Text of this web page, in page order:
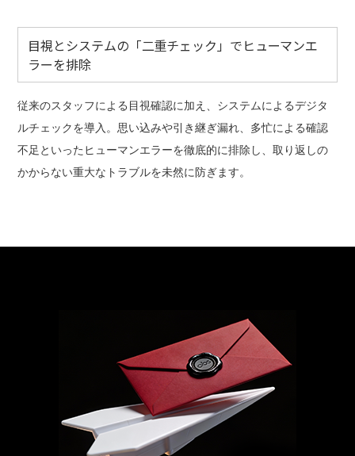
目視とシステムの「二重チェック」でヒューマンエ
ラーを排除
従来のスタッフによる目視確認に加え、システムによるデジタ
ルチェックを導入。思い込みや引き継ぎ漏れ、多忙による確認
不足といったヒューマンエラーを徹底的に排除し、取り返しの
かからない重大なトラブルを未然に防ぎます。